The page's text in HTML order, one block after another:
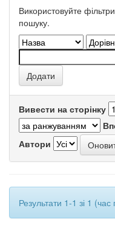
Використовуйте
пошуку.
Вивести на сторінку
Автори
Результати 1-1 зі 1